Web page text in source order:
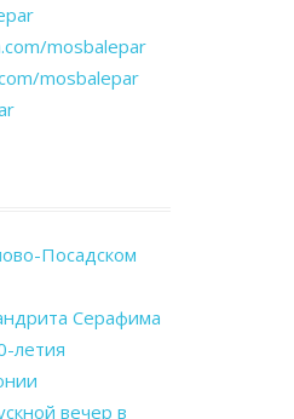
mosbalepar
mosbalepar
Посадском
Серафима
летия
вечер в